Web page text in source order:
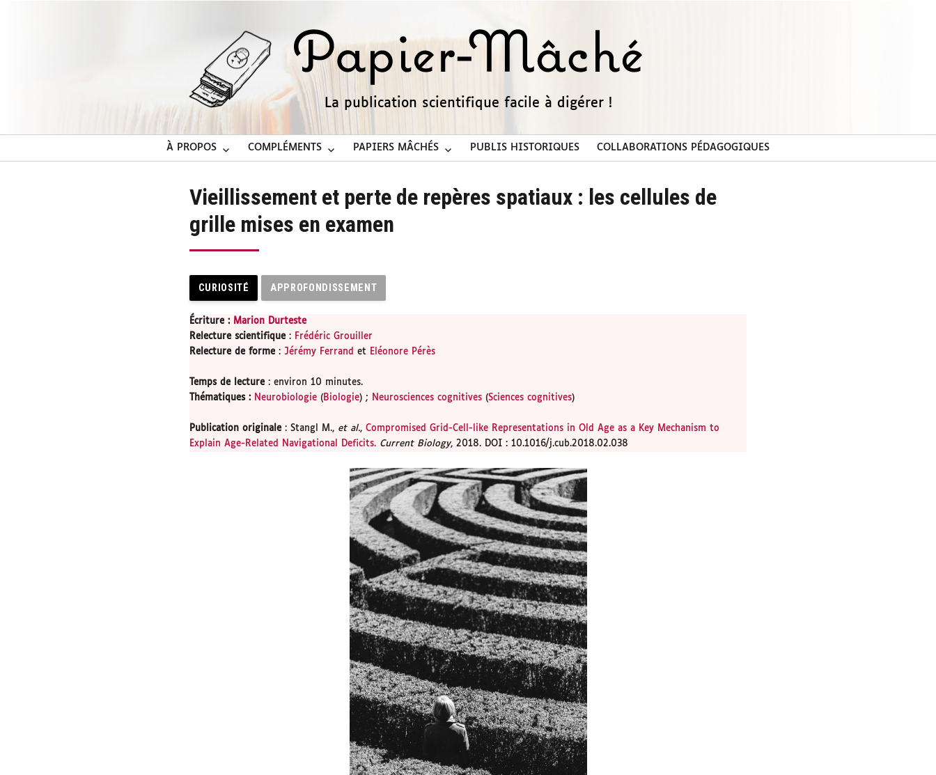
La publication scientifique facile à digérer !
À PROPOS COMPLÉMENTS PAPIERS MÂCHÉS PUBLIS HISTORIQUES COLLABORATIONS PÉDAGOGIQUES
Vieillissement et perte de repères spatiaux : les cellules de
grille mises en examen
CURIOSITÉ APPROFONDISSEMENT
Écriture : Marion Durteste
Relecture scientifique : Frédéric Grouiller
Relecture de forme: Jérémy Ferrand et Eléonore Pérès
Temps de lecture: environ 10 minutes.
Thématiques: Neurobiologie ( Biologie) ; Neurosciences cognitives (Sciences cognitives)
Publication originale: Stangl M., et al., Compromised Grid-Cell-like Representations in Old Age as a Key Mechanism to
Explain Age-Related Navigational Deficits. Current Biology, 2018. DOI : 10.1016/j.cub.2018.02.038